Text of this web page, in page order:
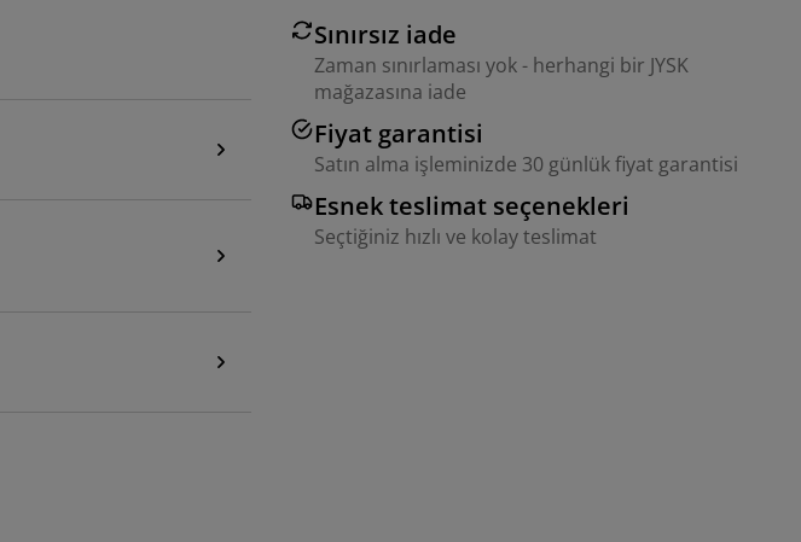
Sınırsız iade
Zaman sınırlaması yok - herhangi bir JYSK
mağazasına iade
Fiyat garantisi
Satın alma işleminizde 30 günlük fiyat garantisi
Esnek teslimat seçenekleri
Seçtiğiniz hızlı ve kolay teslimat